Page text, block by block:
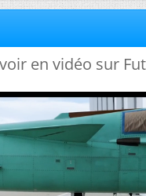
en vidéo sur